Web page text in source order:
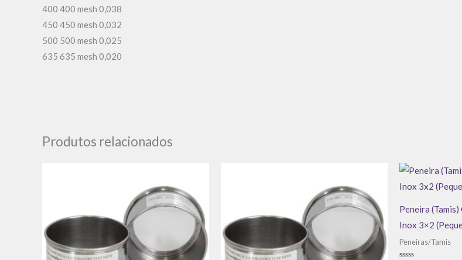
400 400 mesh 0,038
450 450 mesh 0,032
500 500 mesh 0,025
635 635 mesh 0,020
Produtos relacionados
Peneira
Inox 3×2
Peneiras/Tamis